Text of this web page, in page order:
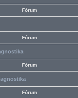
Fórum
Fórum
Fórum
Fórum